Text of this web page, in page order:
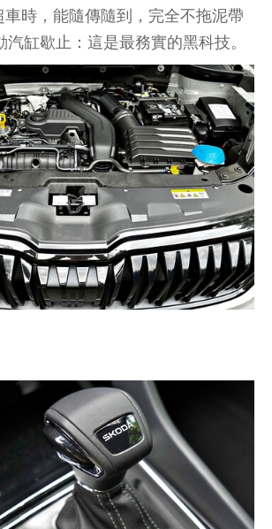
時，能隨傳隨到，完全不拖泥帶
缸歇止：這是最務實的黑科技。